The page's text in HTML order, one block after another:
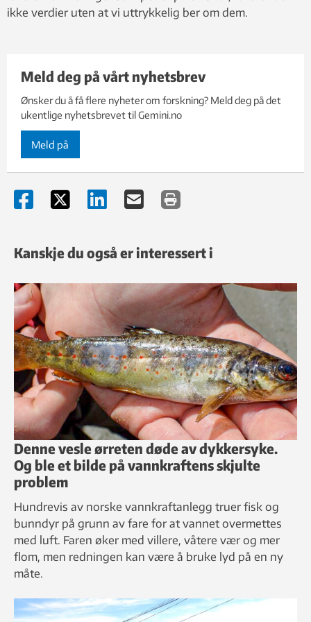
ikke verdier uten at vi uttrykkelig ber om dem.
Meld deg på vårt nyhetsbrev
Ønsker du å få flere nyheter om forskning? Meld deg på det
ukentlige nyhetsbrevet til Gemini.no
Meld på
Kanskje du også er interessert i
Denne vesle ørreten døde av dykkersyke.
Og ble et bilde på vannkraftens skjulte
problem
Hundrevis av norske vannkraftanlegg truer fisk og
bunndyr på grunn av fare for at vannet overmettes
med luft. Faren øker med villere, våtere vær og mer
flom, men redningen kan være å bruke lyd på en ny
måte.